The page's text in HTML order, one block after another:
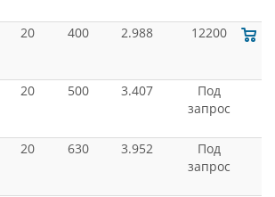
20 400 2.988 12200
20 500 3.407
Под
запрос
20 630 3.952
Под
запрос